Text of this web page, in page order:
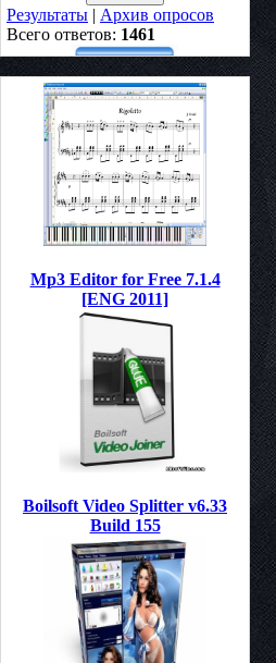
Результаты | Архив опросов
Всего ответов: 1461
Mp3 Editor for Free 7.1.4
[ENG 2011]
Boilsoft Video Splitter v6.33
Build 155